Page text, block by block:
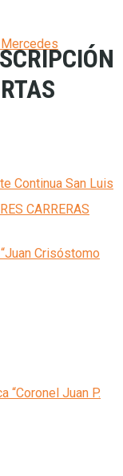
Continua San Luis
Crisóstomo
“Coronel Juan P.